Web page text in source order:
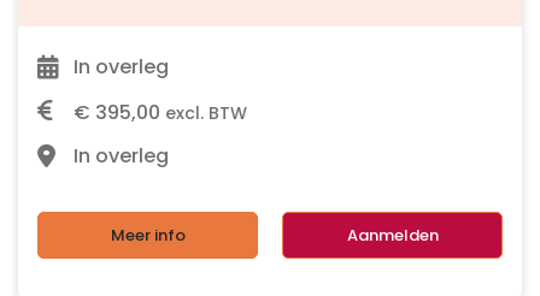
In overleg
€ 395,00 excl. BTW
In overleg
Meer info Aanmelden